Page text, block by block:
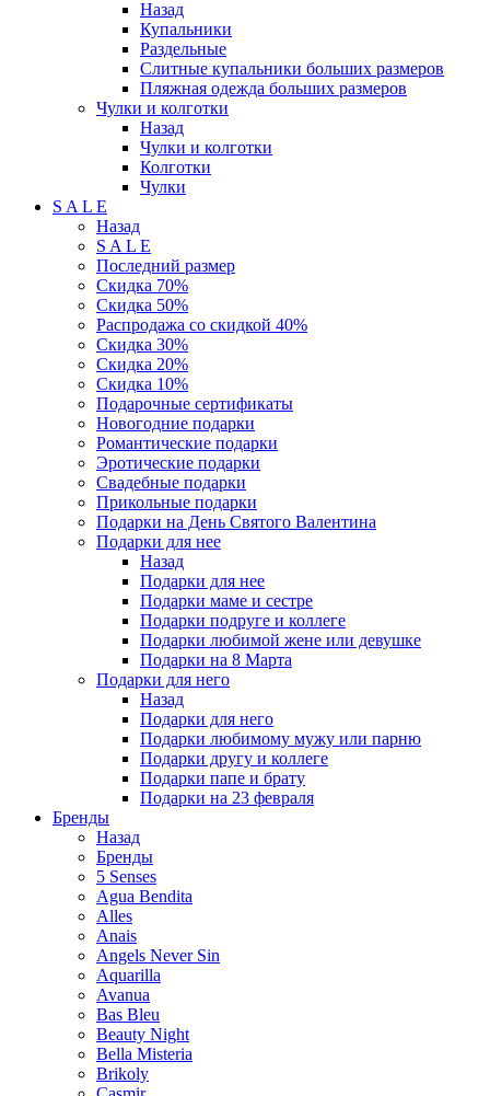
Назад
Купальники
Раздельные
Слитные купальники больших размеров
Пляжная одежда больших размеров
Чулки и колготки
Назад
Чулки и колготки
Колготки
Чулки
S A L E
Назад
S A L E
Последний размер
Скидка 70%
Скидка 50%
Распродажа со скидкой 40%
Скидка 30%
Скидка 20%
Скидка 10%
Подарочные сертификаты
Новогодние подарки
Романтические подарки
Эротические подарки
Свадебные подарки
Прикольные подарки
Подарки на День Святого Валентина
Подарки для нее
Назад
Подарки для нее
Подарки маме и сестре
Подарки подруге и коллеге
Подарки любимой жене или девушке
Подарки на 8 Марта
Подарки для него
Назад
Подарки для него
Подарки любимому мужу или парню
Подарки другу и коллеге
Подарки папе и брату
Подарки на 23 февраля
Бренды
Назад
Бренды
5 Senses
Agua Bendita
Alles
Anais
Angels Never Sin
Aquarilla
Avanua
Bas Bleu
Beauty Night
Bella Misteria
Brikoly